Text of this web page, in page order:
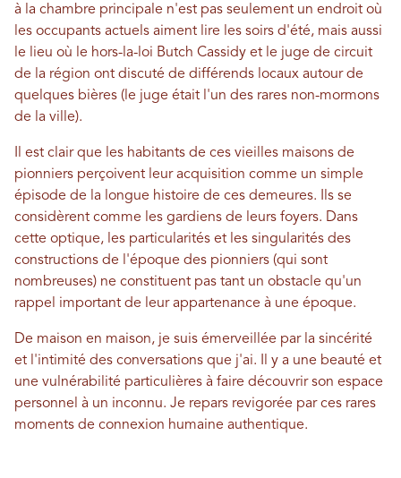
à la chambre principale n'est pas seulement un endroit où
les occupants actuels aiment lire les soirs d'été, mais aussi
le lieu où le hors-la-loi Butch Cassidy et le juge de circuit
de la région ont discuté de différends locaux autour de
quelques bières (le juge était l'un des rares non-mormons
de la ville).
Il est clair que les habitants de ces vieilles maisons de
pionniers perçoivent leur acquisition comme un simple
épisode de la longue histoire de ces demeures. Ils se
considèrent comme les gardiens de leurs foyers. Dans
cette optique, les particularités et les singularités des
constructions de l'époque des pionniers (qui sont
nombreuses) ne constituent pas tant un obstacle qu'un
rappel important de leur appartenance à une époque.
De maison en maison, je suis émerveillée par la sincérité
et l'intimité des conversations que j'ai. Il y a une beauté et
une vulnérabilité particulières à faire découvrir son espace
personnel à un inconnu. Je repars revigorée par ces rares
moments de connexion humaine authentique.